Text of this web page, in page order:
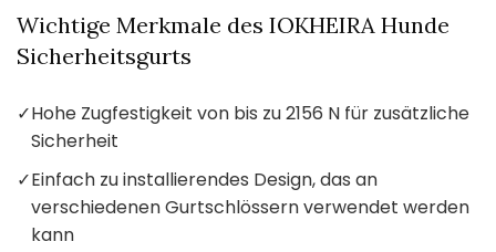
Wichtige Merkmale des IOKHEIRA Hunde
Sicherheitsgurts
✓Hohe Zugfestigkeit von bis zu 2156 N für zusätzliche
Sicherheit
✓Einfach zu installierendes Design, das an
verschiedenen Gurtschlössern verwendet werden
kann